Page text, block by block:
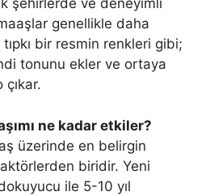
şehirlerde ve deneyimli
genellikle daha
bir resmin renkleri gibi;
tonunu ekler ve ortaya
ne kadar etkiler?
üzerinde en belirgin
biridir. Yeni
ile 5-10 yıl